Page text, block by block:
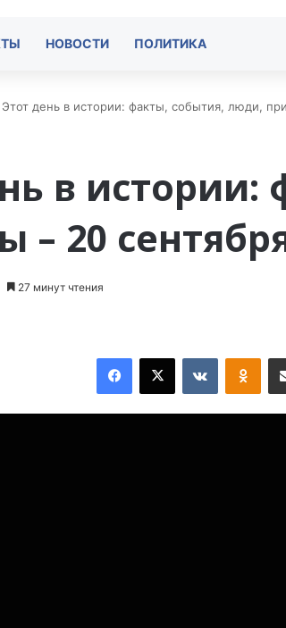
НОВОСТИ ПОЛИТИКА
Этот день в истории: факты, события, люди,
в
– 20
27 минут чтения